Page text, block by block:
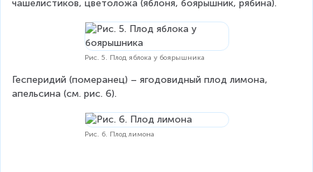
чашелистиков, цветоложа (яблоня, боярышник, рябина).
Рис. 5. Плод яблока у боярышника
Гесперидий (померанец) – ягодовидный плод лимона,
апельсина (см. рис. 6).
Рис. 6. Плод лимона